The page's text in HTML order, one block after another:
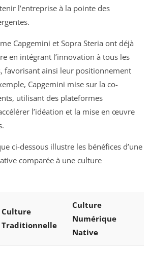
l’entreprise à la pointe des
Capgemini et Sopra Steria ont déjà
en intégrant l’innovation à tous les
favorisant ainsi leur positionnement
Capgemini mise sur la co-
utilisant des plateformes
l’idéation et la mise en œuvre
ci-dessous illustre les bénéfices d’une
comparée à une culture
Culture
Traditionnelle
Culture
Numérique
Native